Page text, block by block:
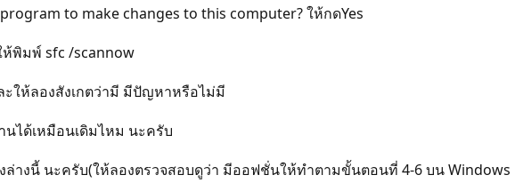
to make changes to this computer? ให้กดYes
ห้พิมพ์ sfc /scannow
ให้ลองสังเกตว่ามี มีปัญหาหรือไม่มี
ได้เหมือนเดิมไหม นะครับ
างนี้ นะครับ(ให้ลองตรวจสอบดูว่า มีออฟชั่นให้ทำตามขั้นตอนที่ 4-6 บน Windows